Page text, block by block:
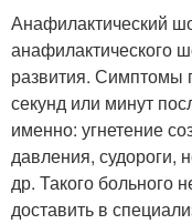
Анафилактический
анафилактического
развития. Симптомы
секунд или минут
именно: угнетение
давления, судороги,
др. Такого больного
доставить в